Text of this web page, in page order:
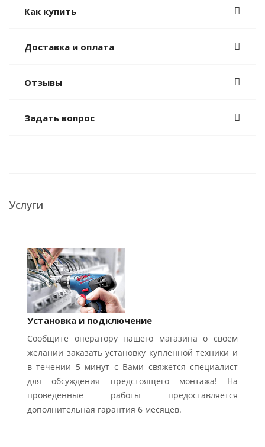
Как купить
Доставка и оплата
Отзывы
Задать вопрос
Услуги
Установка и подключение
Сообщите оператору нашего магазина о своем
желании заказать установку купленной техники и
в течении 5 минут с Вами свяжется специалист
для обсуждения предстоящего монтажа! На
проведенные работы предоставляется
дополнительная гарантия 6 месяцев.